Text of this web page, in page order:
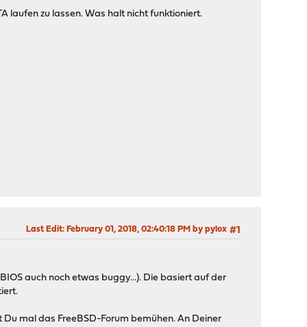
laufen zu lassen. Was halt nicht funktioniert.
#1
Last Edit: February 01, 2018, 02:40:18 PM by pylox
auch noch etwas buggy...). Die basiert auf der
mal das FreeBSD-Forum bemühen. An Deiner